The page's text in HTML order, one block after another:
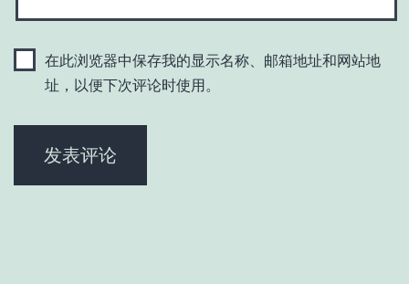
在此浏览器中保存我的显示名称、邮箱地址和网站地
址，以便下次评论时使用。